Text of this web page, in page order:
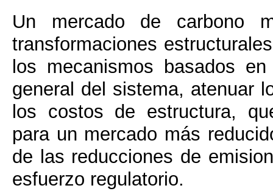
Un mercado de carbono
transformaciones
los mecanismos basados
general del sistema, atenuar
los costos de estructura,
para un mercado más
de las reducciones de
esfuerzo regulatorio.